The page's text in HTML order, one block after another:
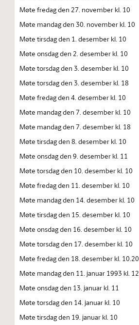
Møte fredag den 27. november kl. 10
Møte mandag den 30. november kl. 10
Møte tirsdag den 1. desember kl. 10
Møte onsdag den 2. desember kl. 10
Møte torsdag den 3. desember kl. 10
Møte torsdag den 3. desember kl. 18
Møte fredag den 4. desember kl. 10
Møte mandag den 7. desember kl. 10
Møte mandag den 7. desember kl. 18
Møte tirsdag den 8. desember kl. 10
Møte onsdag den 9. desember kl. 11
Møte torsdag den 10. desember kl. 10
Møte fredag den 11. desember kl. 10
Møte mandag den 14. desember kl. 10
Møte tirsdag den 15. desember kl. 10
Møte onsdag den 16. desember kl. 10
Møte torsdag den 17. desember kl. 10
Møte fredag den 18. desember kl. 10.20
Møte mandag den 11. januar 1993 kl. 12
Møte onsdag den 13. januar kl. 11
Møte torsdag den 14. januar kl. 10
Møte tirsdag den 19. januar kl. 10